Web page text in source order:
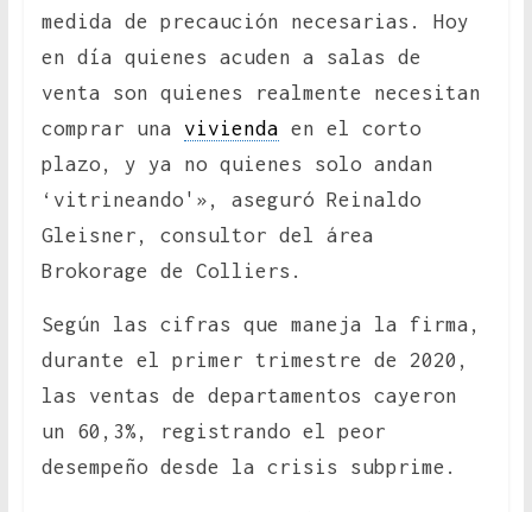
medida de precaución necesarias. Hoy
en día quienes acuden a salas de
venta son quienes realmente necesitan
comprar una vivienda en el corto
plazo, y ya no quienes solo andan
‘vitrineando'», aseguró Reinaldo
Gleisner, consultor del área
Brokorage de Colliers.
Según las cifras que maneja la firma,
durante el primer trimestre de 2020,
las ventas de departamentos cayeron
un 60,3%, registrando el peor
desempeño desde la crisis subprime.